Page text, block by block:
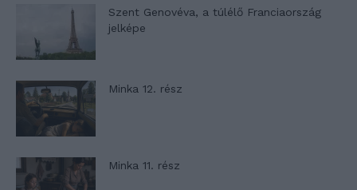
Szent Genovéva, a túlélő Franciaország
jelképe
Minka 12. rész
Minka 11. rész